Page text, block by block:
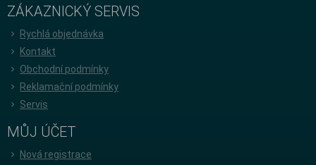
ZÁKAZNICKÝ SERVIS
Rychlá objednávka
Kontakt
Obchodní podmínky
Reklamační podmínky
Servis
MŮJ ÚČET
Nová registrace